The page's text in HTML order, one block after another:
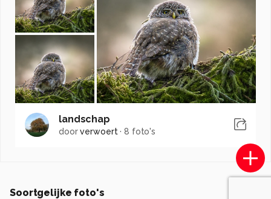
landschap
doorverwoert· 8 foto's
Soortgelijke foto's